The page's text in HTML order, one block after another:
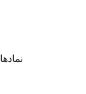
نمادها